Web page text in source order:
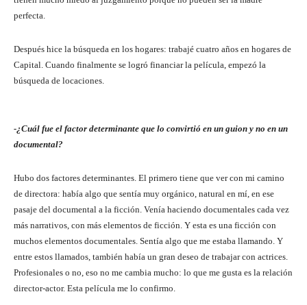
perfecta.
Después hice la búsqueda en los hogares: trabajé cuatro años en hogares de
Capital. Cuando finalmente se logró financiar la película, empezó la
búsqueda de locaciones.
-¿Cuál fue el factor determinante que lo convirtió en un guion y no en un
documental?
Hubo dos factores determinantes. El primero tiene que ver con mi camino
de directora: había algo que sentía muy orgánico, natural en mí, en ese
pasaje del documental a la ficción. Venía haciendo documentales cada vez
más narrativos, con más elementos de ficción. Y esta es una ficción con
muchos elementos documentales. Sentía algo que me estaba llamando. Y
entre estos llamados, también había un gran deseo de trabajar con actrices.
Profesionales o no, eso no me cambia mucho: lo que me gusta es la relación
director-actor. Esta película me lo confirmo.